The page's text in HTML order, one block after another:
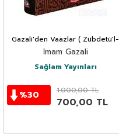
Gazali'den Vaazlar ( Zübdetü'l-
İhya )
İmam Gazali
Sağlam Yayınları
%30 1.000,00TL
700,00 TL